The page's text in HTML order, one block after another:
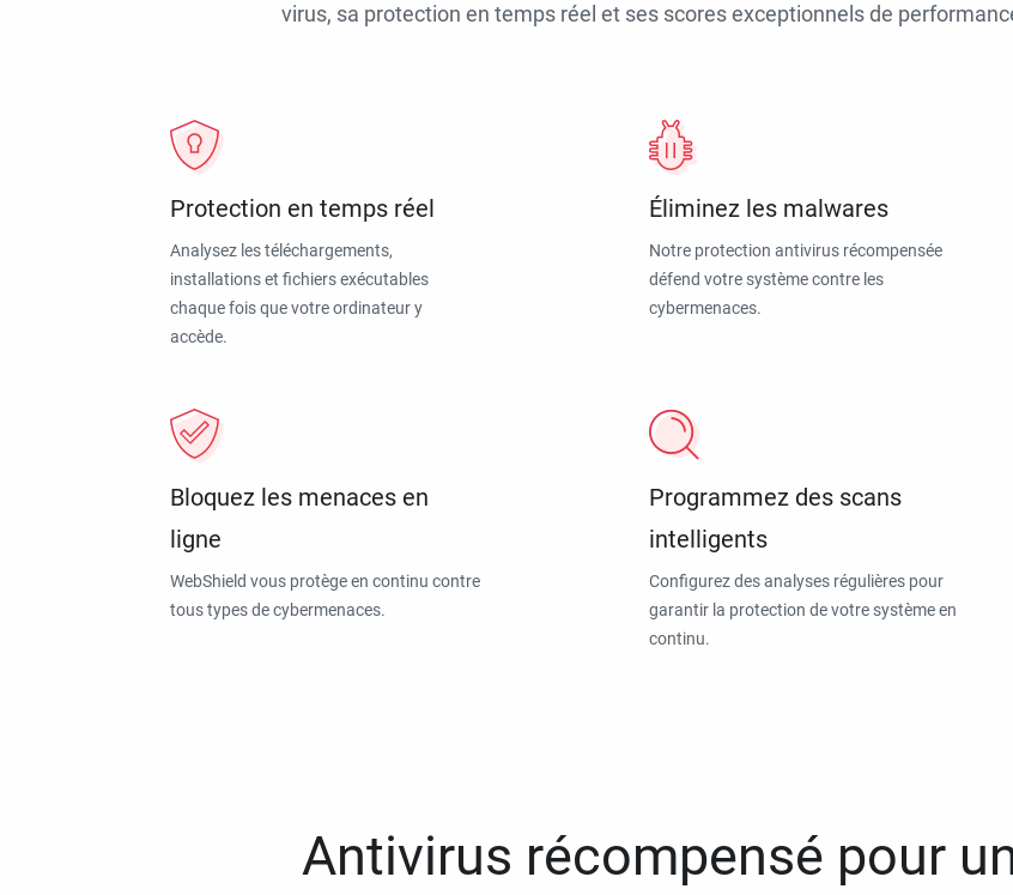
virus, sa protection en temps réel et ses scores exceptionnels de
Protection en temps réel
Analysez les téléchargements,
installations et fichiers exécutables
chaque fois que votre ordinateur y
accède.
Éliminez les malwares
Notre protection antivirus récompensée
défend votre système contre les
cybermenaces.
Bloquez les menaces en
ligne
WebShield vous protège en continu contre
tous types de cybermenaces.
Programmez des scans
intelligents
Configurez des analyses régulières pour
garantir la protection de votre système en
continu.
Antivirus récompensé pour